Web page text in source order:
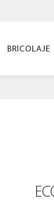
BRICOLAJE